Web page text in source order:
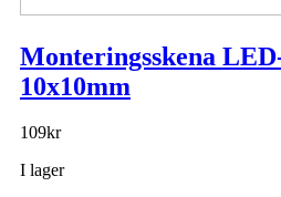
Monteringsskena
10x10mm
109kr
I lager